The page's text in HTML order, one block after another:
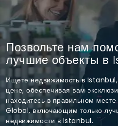
Позвольте нам
лучшие объекты в
Ищете недвижимость в Istanbul,
цене, обеспечивая вам
находитесь в правильном
Global, включающим только
недвижимости в Istanbul.